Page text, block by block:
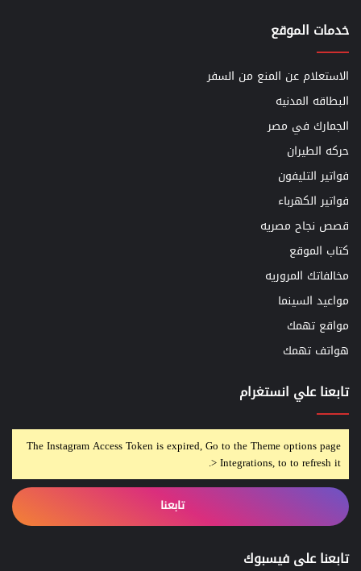
خدمات الموقع
الاستعلام عن المنع من السفر
البطاقه المدنيه
الجمارك في مصر
حركه الطيران
فواتير التليفون
فواتير الكهرباء
قصص نجاح مصريه
كتاب الموقع
مخالفاتك المروريه
مواعيد السينما
مواقع تهمك
هواتف تهمك
تابعنا علي انستغرام
The Instagram Access Token is expired, Go to the Theme options page
> Integrations, to to refresh it.
تابعنا
تابعنا على فيسبوك